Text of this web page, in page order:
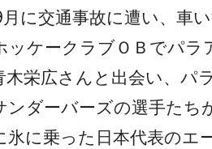
に交通事故に遭い、車
ケークラブＯＢでパラ
栄広さんと出会い、パ
ダーバーズの選手たち
に乗った日本代表のエ